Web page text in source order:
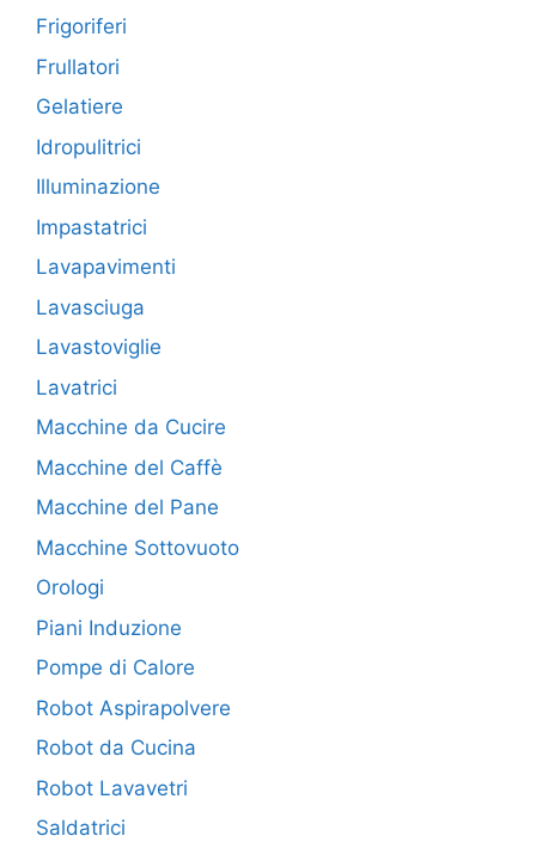
Frigoriferi
Frullatori
Gelatiere
Idropulitrici
Illuminazione
Impastatrici
Lavapavimenti
Lavasciuga
Lavastoviglie
Lavatrici
Macchine da Cucire
Macchine del Caffè
Macchine del Pane
Macchine Sottovuoto
Orologi
Piani Induzione
Pompe di Calore
Robot Aspirapolvere
Robot da Cucina
Robot Lavavetri
Saldatrici